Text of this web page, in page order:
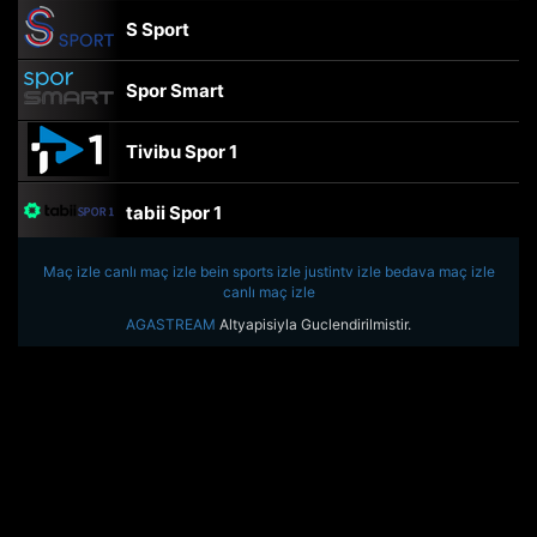
S Sport
Spor Smart
Tivibu Spor 1
tabii Spor 1
TRT Spor
beIN Sports Haber
Maç izle canlı maç izle bein sports izle justintv izle bedava maç izle
canlı maç izle
AGASTREAM Altyapisiyla Guclendirilmistir.